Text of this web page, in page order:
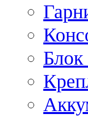
Блок